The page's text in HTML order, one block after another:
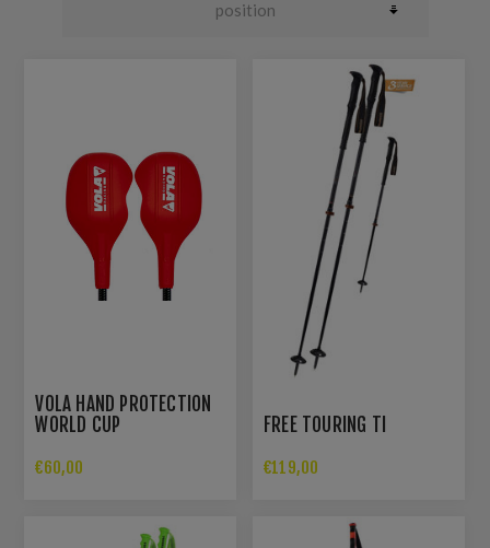
VOLA HAND PROTECTION
WORLD CUP
€60,00
FREE TOURING TI
€119,00